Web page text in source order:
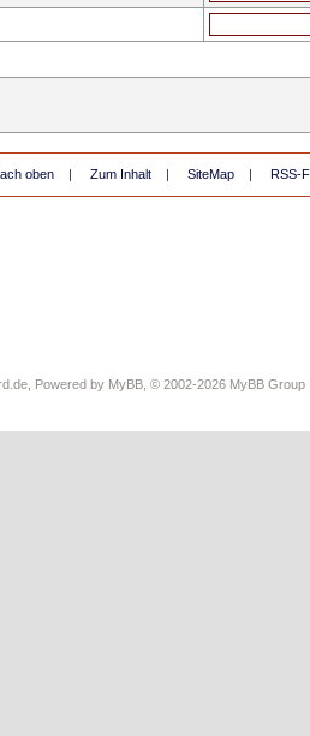
oben | Zum Inhalt | SiteMap | RSS-
, Powered by MyBB , © 2002-2026 MyBB Group